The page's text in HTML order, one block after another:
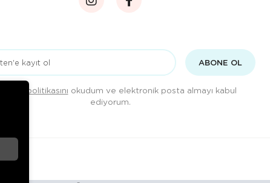
ABONE OL
Gizlilik politikasını okudum ve elektronik posta almayı kabul
ediyorum.